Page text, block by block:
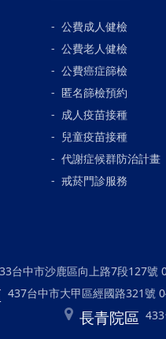
公費成人健檢
公費老人健檢
公費癌症篩檢
匿名篩檢預約
成人疫苗接種
兒童疫苗接種
代謝症候群防治計畫
戒菸門診服務
台中市沙鹿區向上路7段127號
437台中市大甲區經國路321號
長青院區